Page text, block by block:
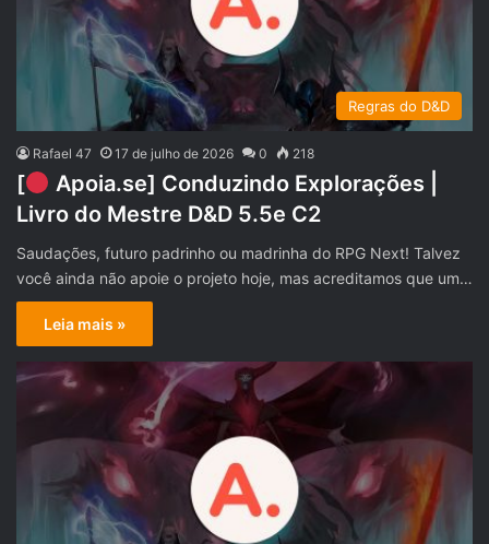
Regras do D&D
Rafael 47 17 de julho de 2026 0 218
[
Apoia.se] Conduzindo Explorações |
Livro do Mestre D&D 5.5e C2
Saudações, futuro padrinho ou madrinha do RPG Next! Talvez
você ainda não apoie o projeto hoje, mas acreditamos que um…
Leia mais »